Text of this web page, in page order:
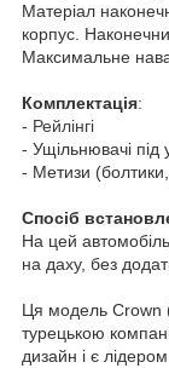
Матеріал
корпус.
Максимальне
Комплектація:
- Рейлінгі
- Ущільнювачі під
- Метизи
Спосіб
На цей
на даху, без
Ця модель Crown
турецькою
дизайн і є